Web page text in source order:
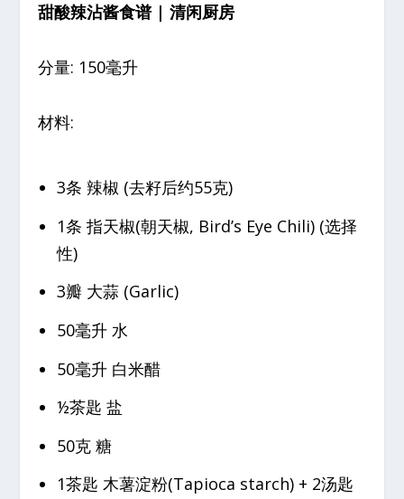
甜酸辣沾酱食谱 | 清闲厨房
分量: 150毫升
材料:
3条 辣椒 (去籽后约55克)
1条 指天椒(朝天椒, Bird’s Eye Chili) (选择
性)
3瓣 大蒜 (Garlic)
50毫升 水
50毫升 白米醋
½茶匙 盐
50克 糖
1茶匙 木薯淀粉(Tapioca starch) + 2汤匙